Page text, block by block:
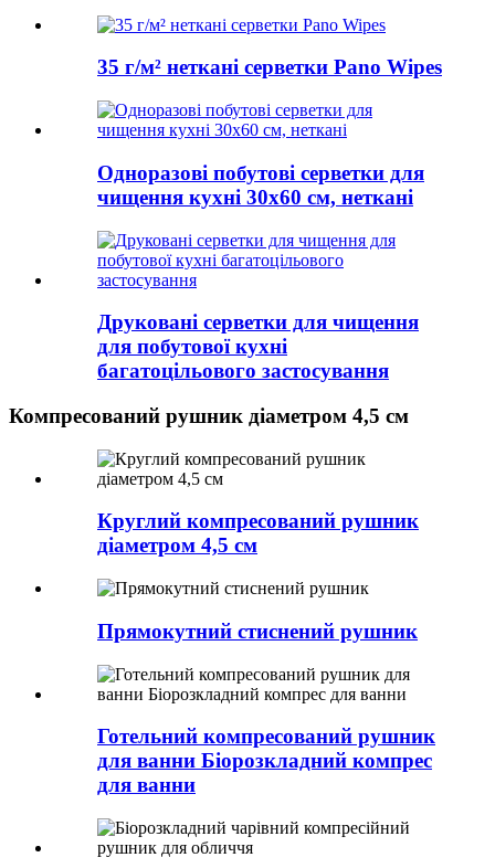
35 г/м² неткані серветки Pano Wipes
Одноразові побутові серветки для
чищення кухні 30x60 см, неткані
Друковані серветки для чищення
для побутової кухні
багатоцільового застосування
Компресований рушник діаметром 4,5 см
Круглий компресований рушник
діаметром 4,5 см
Прямокутний стиснений рушник
Готельний компресований рушник
для ванни Біорозкладний компрес
для ванни